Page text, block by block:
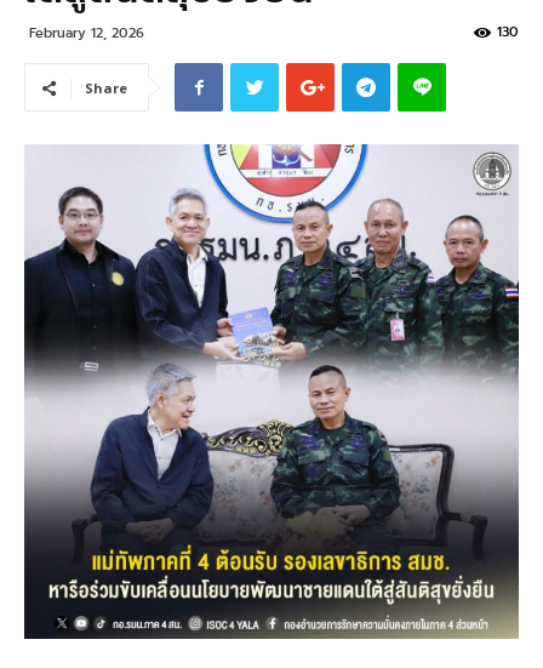
February 12, 2026 130
Share